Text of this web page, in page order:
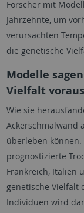
Forscher mit
Jahrzehnte, um
verursachten
die genetische
Modelle
Vielfalt voraus
Wie sie
Ackerschmalwand
überleben
prognostizierte
Frankreich, Italien
genetische Vielfalt
Individuen wird